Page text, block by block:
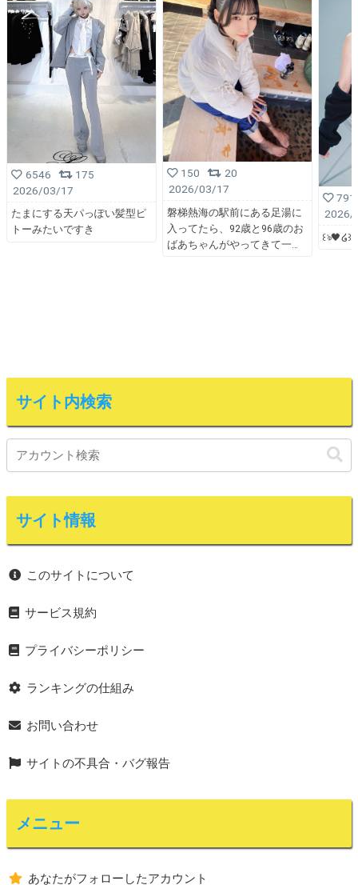
6546
175
2026/03/17
たまにする天パっぽい髪型ピ
トーみたいですき
150
20
2026/03/17
磐梯熱海の駅前にある足湯に
入ってたら、92歳と96歳のお
ばあちゃんがやってきて一
791
2026/
꒰ঌ🖤໒꒱
サイト内検索
サイト情報
このサイトについて
サービス規約
プライバシーポリシー
ランキングの仕組み
お問い合わせ
サイトの不具合・バグ報告
メニュー
あなたがフォローしたアカウント